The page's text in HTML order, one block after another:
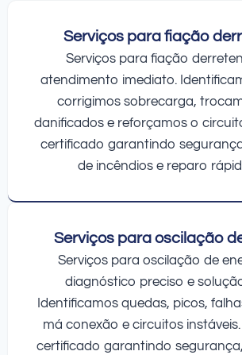
Serviços para fiação
Serviços para fiação
atendimento imediato.
corrigimos sobrecarga,
danificados e reforçamos o
certificado garantindo
de incêndios e reparo
Serviços para oscilação
Serviços para oscilação de
diagnóstico preciso e
Identificamos quedas, picos,
má conexão e circuitos instáveis.
certificado garantindo